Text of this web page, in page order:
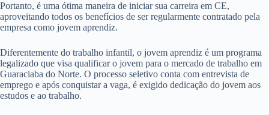
Portanto, é uma ótima maneira de iniciar sua carreira em CE,
aproveitando todos os benefícios de ser regularmente contratado pela
empresa como jovem aprendiz.
Diferentemente do trabalho infantil, o jovem aprendiz é um programa
legalizado que visa qualificar o jovem para o mercado de trabalho em
Guaraciaba do Norte. O processo seletivo conta com entrevista de
emprego e após conquistar a vaga, é exigido dedicação do jovem aos
estudos e ao trabalho.